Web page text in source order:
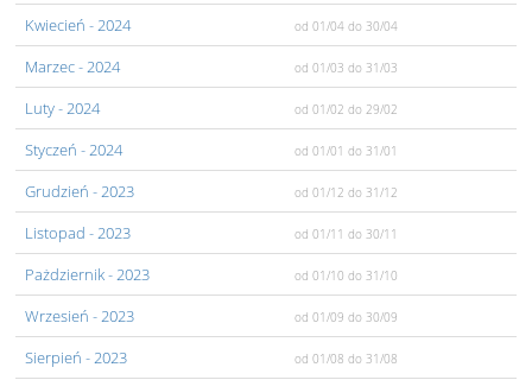
Kwiecień - 2024 od 01/04 do 30/04
Marzec- 2024 od 01/03 do 31/03
Luty- 2024 od 01/02 do 29/02
Styczeń - 2024 od 01/01 do 31/01
Grudzień - 2023 od 01/12 do 31/12
Listopad - 2023 od 01/11 do 30/11
Pażdziernik- 2023 od 01/10 do 31/10
Wrzesień - 2023 od 01/09 do 30/09
Sierpień - 2023 od 01/08 do 31/08